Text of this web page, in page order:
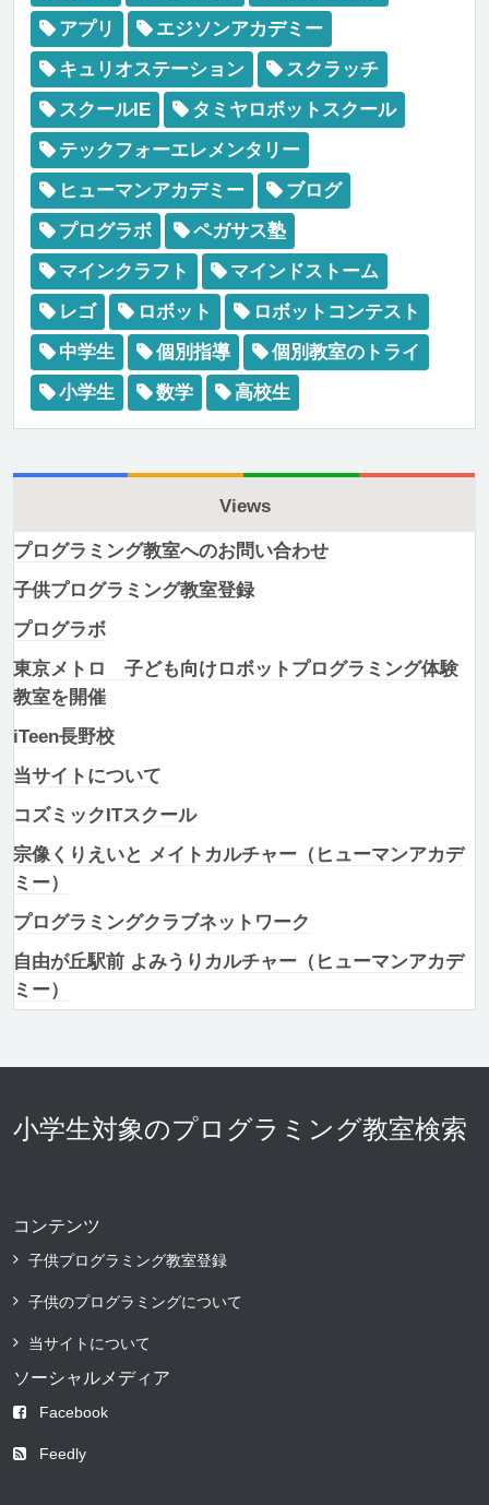
アプリ
エジソンアカデミー
キュリオステーション
スクラッチ
スクールIE
タミヤロボットスクール
テックフォーエレメンタリー
ヒューマンアカデミー
ブログ
プログラボ
ペガサス塾
マインクラフト
マインドストーム
レゴ
ロボット
ロボットコンテスト
中学生
個別指導
個別教室のトライ
小学生
数学 高校生
Views
プログラミング教室へのお問い合わせ
子供プログラミング教室登録
プログラボ
東京メトロ 子ども向けロボットプログラミング体験
教室を開催
iTeen長野校
当サイトについて
コズミックITスクール
宗像くりえいと メイトカルチャー（ヒューマンアカデ
ミー）
プログラミングクラブネットワーク
自由が丘駅前 よみうりカルチャー（ヒューマンアカデ
ミー）
小学生対象のプログラミング教室検索
コンテンツ
子供プログラミング教室登録
子供のプログラミングについて
当サイトについて
ソーシャルメディア
Facebook
Feedly